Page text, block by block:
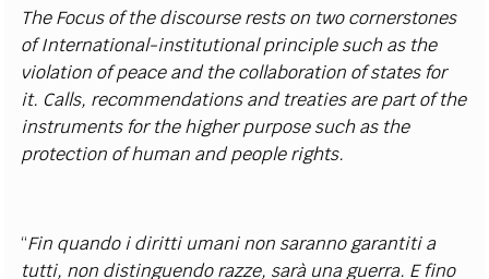
The Focus of the discourse rests on two cornerstones
of International-institutional principle such as the
violation of peace and the collaboration of states for
it. Calls, recommendations and treaties are part of the
instruments for the higher purpose such as the
protection of human and people rights.
“Fin quando i diritti umani non saranno garantiti a
tutti, non distinguendo razze, sarà una guerra. E fino